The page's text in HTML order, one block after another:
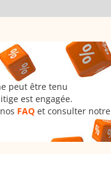
peut être tenu
est engagée.
FAQ et consulter notre